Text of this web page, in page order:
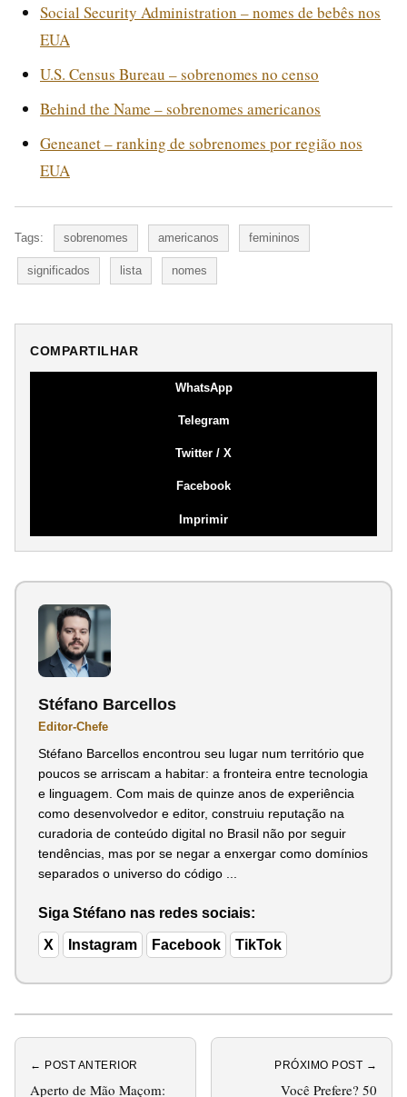
Social Security Administration – nomes de bebês nos
EUA
U.S. Census Bureau – sobrenomes no censo
Behind the Name – sobrenomes americanos
Geneanet – ranking de sobrenomes por região nos
EUA
Tags: sobrenomes americanos femininos
significados lista nomes
COMPARTILHAR
WhatsApp
Telegram
Twitter / X
Facebook
Imprimir
Stéfano Barcellos
Editor-Chefe
Stéfano Barcellos encontrou seu lugar num território que
poucos se arriscam a habitar: a fronteira entre tecnologia
e linguagem. Com mais de quinze anos de experiência
como desenvolvedor e editor, construiu reputação na
curadoria de conteúdo digital no Brasil não por seguir
tendências, mas por se negar a enxergar como domínios
separados o universo do código ...
Siga Stéfano nas redes sociais:
X Instagram Facebook TikTok
← POST ANTERIOR
Aperto de Mão Maçom:
PRÓXIMO POST →
Você Prefere? 50